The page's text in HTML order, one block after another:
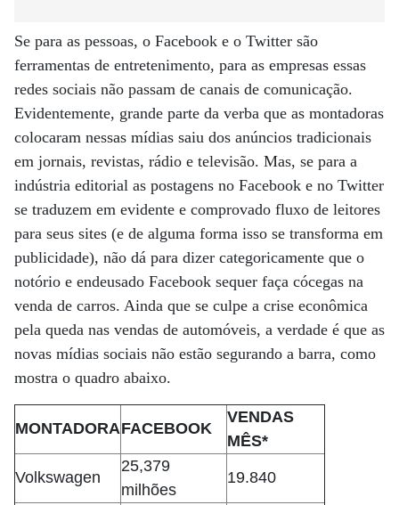
Se para as pessoas, o Facebook e o Twitter são
ferramentas de entretenimento, para as empresas essas
redes sociais não passam de canais de comunicação.
Evidentemente, grande parte da verba que as montadoras
colocaram nessas mídias saiu dos anúncios tradicionais
em jornais, revistas, rádio e televisão. Mas, se para a
indústria editorial as postagens no Facebook e no Twitter
se traduzem em evidente e comprovado fluxo de leitores
para seus sites (e de alguma forma isso se transforma em
publicidade), não dá para dizer categoricamente que o
notório e endeusado Facebook sequer faça cócegas na
venda de carros. Ainda que se culpe a crise econômica
pela queda nas vendas de automóveis, a verdade é que as
novas mídias sociais não estão segurando a barra, como
mostra o quadro abaixo.
MONTADORAFACEBOOK
VENDAS
MÊS*
Volkswagen
25,379
milhões
19.840